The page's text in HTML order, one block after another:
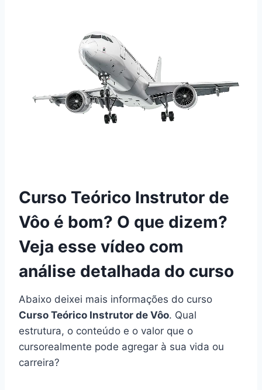
Curso Teórico Instrutor de
Vôo é bom? O que dizem?
Veja esse vídeo com
análise detalhada do curso
Abaixo deixei mais informações do curso
Curso Teórico Instrutor de Vôo. Qual
estrutura, o conteúdo e o valor que o
cursorealmente pode agregar à sua vida ou
carreira?